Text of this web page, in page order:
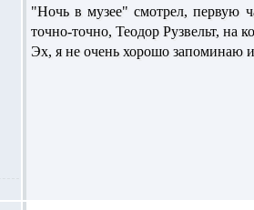
"Ночь в музее" смотрел, первую
точно-точно, Теодор Рузвельт, на
Эх, я не очень хорошо запоминаю